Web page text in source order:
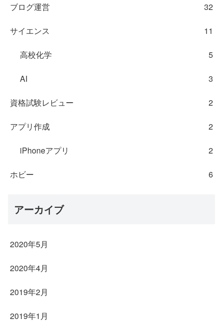
ブログ運営 32
サイエンス 11
高校化学 5
AI 3
資格試験レビュー 2
アプリ作成 2
iPhoneアプリ 2
ホビー 6
アーカイブ
2020年5月
2020年4月
2019年2月
2019年1月